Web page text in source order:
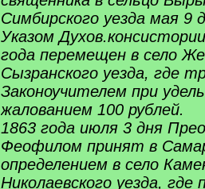
Симбирского уезда мая 9
Указом
года перемещен в село
Сызранского уезда, где
Законоучителем при
жалованием 100 рублей.
1863 года июля 3 дня
Феофилом принят в
определением в село
Николаевского уезда, где